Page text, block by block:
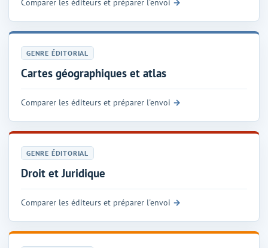
Comparer les éditeurs et préparer l'envoi
GENRE ÉDITORIAL
Cartes géographiques et atlas
Comparer les éditeurs et préparer l'envoi
GENRE ÉDITORIAL
Droit et Juridique
Comparer les éditeurs et préparer l'envoi